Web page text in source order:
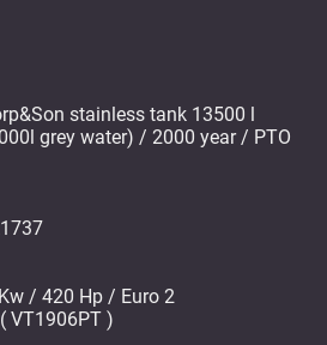
stainless tank 13500 l
grey water) / 2000 year / PTO
/ 420 Hp / Euro 2
VT1906PT )